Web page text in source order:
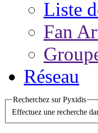
Liste
Fan
Réseau
Recherchez sur Pyxidis
Effectuez une recherche